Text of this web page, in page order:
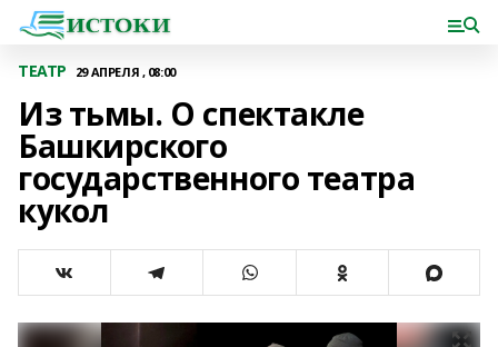
ТЕАТР 29 АПРЕЛЯ , 08:00
Из тьмы. О спектакле
Башкирского
государственного театра
кукол